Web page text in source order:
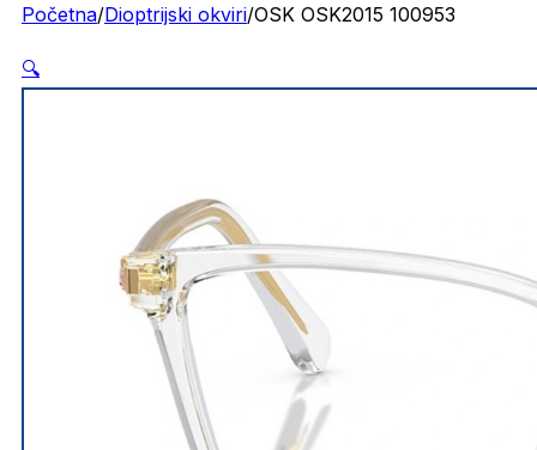
Početna/Dioptrijski okviri/OSK OSK2015 100953
🔍